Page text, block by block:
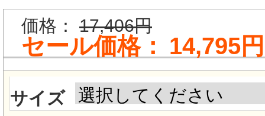
価格： 17,406円
セール価格： 14,795円
サイズ